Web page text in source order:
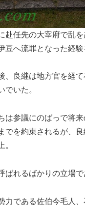
赴任先の大宰府で乱
豆へ流罪となった経験
、良継は地方官を経
でいた。
は参議にのばっで将
でを約束されるが、
。
ばれるばかりの立場で
力である佐伯今毛人